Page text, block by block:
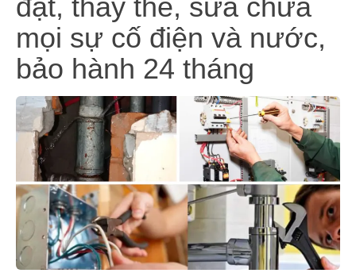
đặt, thay thế, sửa chữa
mọi sự cố điện và nước,
bảo hành 24 tháng